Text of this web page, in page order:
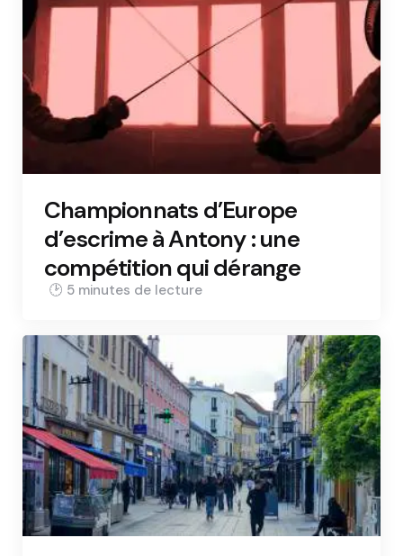
Championnats d’Europe
d’escrime à Antony : une
compétition qui dérange
5 min